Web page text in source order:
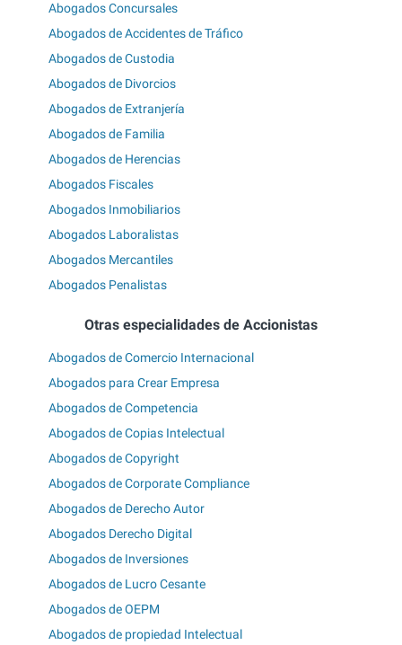
Abogados Concursales
Abogados de Accidentes de Tráfico
Abogados de Custodia
Abogados de Divorcios
Abogados de Extranjería
Abogados de Familia
Abogados de Herencias
Abogados Fiscales
Abogados Inmobiliarios
Abogados Laboralistas
Abogados Mercantiles
Abogados Penalistas
Otras especialidades de Accionistas
Abogados de Comercio Internacional
Abogados para Crear Empresa
Abogados de Competencia
Abogados de Copias Intelectual
Abogados de Copyright
Abogados de Corporate Compliance
Abogados de Derecho Autor
Abogados Derecho Digital
Abogados de Inversiones
Abogados de Lucro Cesante
Abogados de OEPM
Abogados de propiedad Intelectual